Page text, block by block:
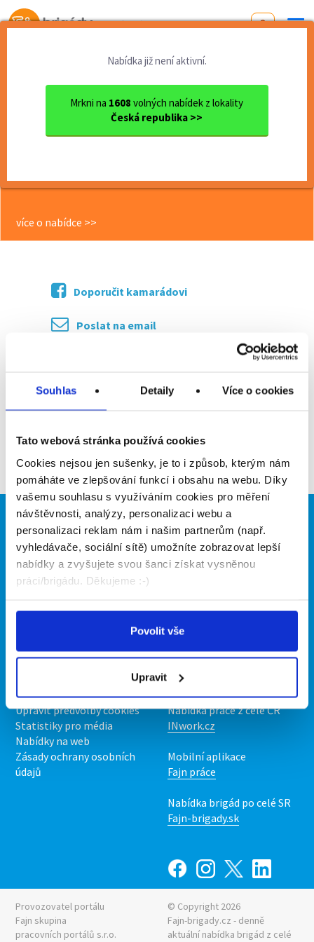
Souhlas Detaily Více o cookies
Tato webová stránka používá cookies
Cookies nejsou jen sušenky, je to i způsob, kterým nám
pomáháte ve zlepšování funkcí i obsahu na webu. Díky
vašemu souhlasu s využíváním cookies pro měření
návštěvnosti, analýzy, personalizaci webu a
personalizaci reklam nám i našim partnerům (např.
vyhledávače, sociální sítě) umožníte zobrazovat lepší
nabídky a zvyšujete svou šanci získat vysněnou
práci/brigádu. Děkujeme :-)
Povolit vše
Upravit
Od první brigády
Nabídka již není aktivní.
Mrkni na 1608 volných nabídek z lokality
Česká republika >>
Jihomoravský kraj
okres Brno - venkov
Jednoduchá letní brigáda na...
Jednoduchá letní brigáda na
červnu! Kuřim
více o nabídce >>
Doporučit kamarádovi
Poslat na email
Přidat do oblíbených
Zpět
Brigádníci
Články
Hledané brigády
Firmy
Vložit inzerát
Ceník
Kontakt
Podmínky
Upravit předvolby cookies
Statistiky pro média
Nabídky na web
Zásady ochrany osobních
údajů
Naše další projekty
Fajn brigády
Nabídka práce z celé ČR
INwork.cz
Mobilní aplikace
Fajn práce
Nabídka brigád po celé SR
Fajn-brigady.sk
Provozovatel portálu
Fajn skupina
pracovních portálů s.r.o.
© Copyright 2026
Fajn-brigady.cz - denně
aktuální nabídka brigád z celé